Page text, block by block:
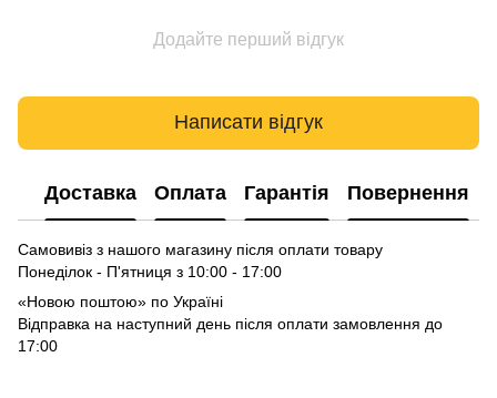
Додайте перший відгук
Написати відгук
Доставка Оплата Гарантія Повернення
Самовивіз з нашого магазину після оплати товару
Понеділок - П'ятниця з 10:00 - 17:00
«Новою поштою» по Україні
Відправка на наступний день після оплати замовлення до
17:00